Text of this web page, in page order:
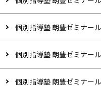
個別指導塾 朗豊ゼミナー
個別指導塾 朗豊ゼミナー
個別指導塾 朗豊ゼミナー